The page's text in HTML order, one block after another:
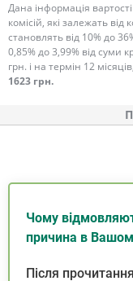
Дана інформація
комісій, які залежать
становлять від 10% до
0,85% до 3,99% від суми
грн. і на термін 12
1623 грн.
Чому
причина в
Після